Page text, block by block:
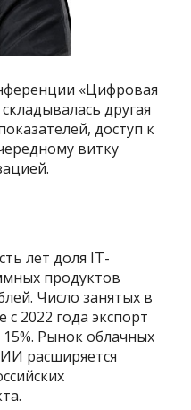
«Цифровая
другая
доступ к
витку
лет доля IT-
продуктов
Число занятых в
2022 года экспорт
Рынок облачных
расширяется